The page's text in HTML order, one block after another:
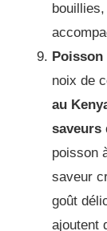
noix de
au
saveurs
poisson
saveur
goût
ajoutent